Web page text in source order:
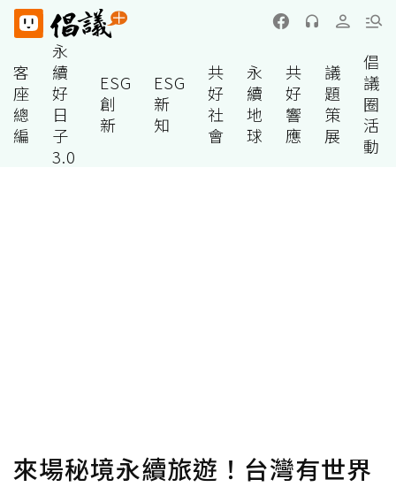
客
座
總
編
永
續
好
日
子
3.0
ESG
創
新
ESG
新
知
共
好
社
會
永
續
地
球
共
好
響
應
議
題
策
展
倡
議
圈
活
動
來場秘境永續旅遊！台灣有世界